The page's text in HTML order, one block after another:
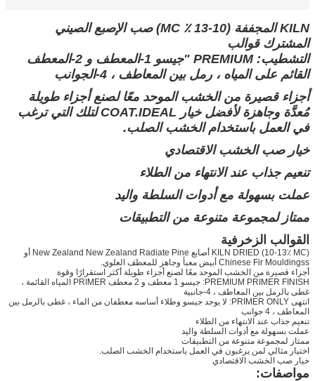
KILN المجففة (10-13 ٪ MC) صب الإصبع الصيني
المشترك قوالب
التشطيب: PREMIUM "جيسو 1-المعطف و 2-المعطف
القائم على المياه ، رمل بين المعاطف ، 4-الجوانب
أجزاء قصيرة من الخشب الموحد معًا لصنع أجزاء طويلة
مُعدَّة وجاهزة لأفضل خيار COAT.IDEAL لتلك التي ترغب
في العمل باستخدام الخشب الصلب.
خيار صب الخشب الاقتصادي
تنعيم جذاب عند الانتهاء من الطلاء
عملت بسهولة مع أدوات السلطة واليد
ممتاز لمجموعة متنوعة من التطبيقات
القوالب الزخرفية
KILN DRIED (10-13٪ MC) أصابع New Zealand New Zealand Radiate Pine أو
Chinese Fir Mouldingss أبيض معبأ وجاهز للمعطف العلوي.
أجزاء قصيرة من الخشب الموحد معًا لصنع أجزاء طويلة أكثر استقرارًا وقوة
PREMIUM PRIMER FINISH: جيسو 1 معطف و 2 معطف PRIMER المياه القائمة ،
غطى بالرمل بين المعاطف ، 4-جانبية
انتهى PRIMER ONLY: لا يوجد جيسو وطلاء أساسه معطفان من الماء ، غطى بالرمل بين
المعاطف ، 4 جوانب
تنعيم جذاب عند الانتهاء من الطلاء
عملت بسهولة مع أدوات السلطة واليد
ممتاز لمجموعة متنوعة من التطبيقات
اختيار مثالي لمن يرغبون في العمل باستخدام الخشب الصلب.
خيار صب الخشب الاقتصادي
مواصفات: